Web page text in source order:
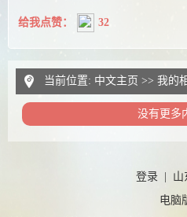
给我点赞： 32
当前位置: 中文主页 >> 我的
没有更多
登录| 山
电脑